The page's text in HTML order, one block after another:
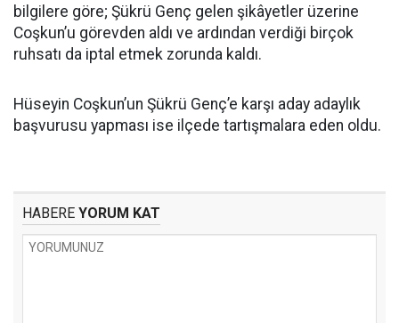
bilgilere göre; Şükrü Genç gelen şikâyetler üzerine
Coşkun’u görevden aldı ve ardından verdiği birçok
ruhsatı da iptal etmek zorunda kaldı.
Hüseyin Coşkun’un Şükrü Genç’e karşı aday adaylık
başvurusu yapması ise ilçede tartışmalara eden oldu.
HABERE YORUM KAT